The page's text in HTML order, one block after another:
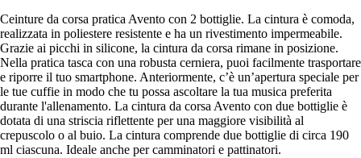
Ceinture da corsa pratica Avento con 2 bottiglie. La cintura è comoda,
realizzata in poliestere resistente e ha un rivestimento impermeabile.
Grazie ai picchi in silicone, la cintura da corsa rimane in posizione.
Nella pratica tasca con una robusta cerniera, puoi facilmente trasportare
e riporre il tuo smartphone. Anteriormente, c’è un’apertura speciale per
le tue cuffie in modo che tu possa ascoltare la tua musica preferita
durante l'allenamento. La cintura da corsa Avento con due bottiglie è
dotata di una striscia riflettente per una maggiore visibilità al
crepuscolo o al buio. La cintura comprende due bottiglie di circa 190
ml ciascuna. Ideale anche per camminatori e pattinatori.